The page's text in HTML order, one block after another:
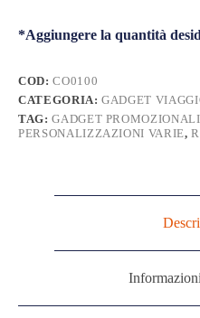
*Aggiungere la quantità
COD:CO0100
CATEGORIA:GADGET
TAG:GADGET
PERSONALIZZAZIONI VARIE,